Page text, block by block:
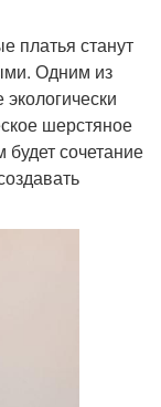
платья станут
Одним из
шерстяное
сочетание